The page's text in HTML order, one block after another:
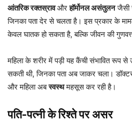
आंतरिक रक्तस्रावऔरहॉर्मोनल असंतुलनजैसी
जिनका पता देर से चलता है। इस प्रकार के
केवल घातक हो सकता है, बल्कि जीवन की
महिला के शरीर में पड़ी यह कैंची संभावित रूप
सकती थी, जिनका पता अब जाकर चला।
और महिला अबस्वस्थमहसूस कर रही है।
पति-पत्नी के रिश्ते पर असर